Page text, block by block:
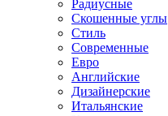
Радиусные
Скошенные углы
Стиль
Современные
Евро
Английские
Дизайнерские
Итальянские